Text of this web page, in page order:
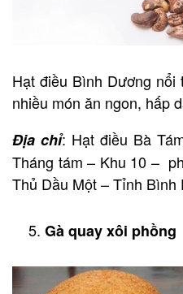
Hạt điều Bình Dương nổi
nhiều món ăn ngon, hấp
Địa chỉ: Hạt điều Bà
Tháng tám – Khu 10 –
Thủ Dầu Một – Tỉnh Bình
Gà quay xôi phồng